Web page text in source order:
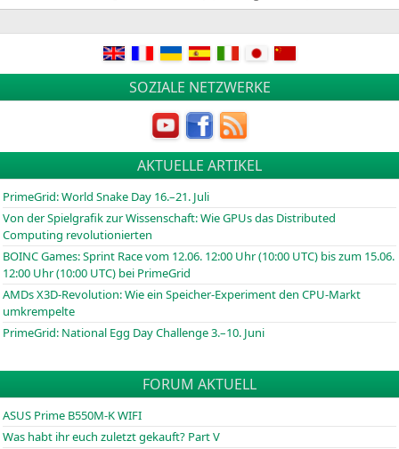
in
SOZIALE NETZWERKE
AKTUELLE ARTIKEL
PrimeGrid: World Snake Day 16.–21. Juli
Von der Spielgrafik zur Wissenschaft: Wie GPUs das Distributed
Computing revolutionierten
BOINCGames: Sprint Race vom 12.06. 12:00 Uhr (10:00 UTC) bis zum 15.06.
12:00 Uhr (10:00 UTC) bei PrimeGrid
AMDs X3D-Revolution: Wie ein Speicher-Experiment den CPU-Markt
umkrempelte
PrimeGrid: National Egg Day Challenge 3.–10. Juni
FORUM AKTUELL
ASUS Prime B550M-K WIFI
Was habt ihr euch zuletzt gekauft? Part V